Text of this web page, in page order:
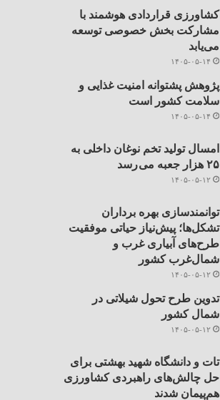
کشاورزی قراردادی هوشمند با
مشارکت بخش خصوصی توسعه
می‌یابد
۱۴۰۵-۰۵-۱۴
پژوهش پشتوانه امنیت غذایی و
سلامت کشور است
۱۴۰۵-۰۵-۱۴
امسال تولید تخم نوغان داخلی به
۲۵ هزار جعبه می رسد
۱۴۰۵-۰۵-۱۲
توانمندسازی بهره برداران
تشکل‌ها؛ پیش‌نیاز حیاتی موفقیت
طرح‌های آبیاری غرب و
شمال‌غرب کشور
۱۴۰۵-۰۵-۱۲
تدوین طرح تحول شیلاتی در
شمال کشور
۱۴۰۵-۰۵-۱۲
تات و دانشگاه شهید بهشتی برای
حل چالش‌های راهبردی کشاورزی
هم‌پیمان شدند